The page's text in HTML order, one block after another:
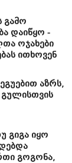
გამო
დაიწყო -
ოჯახები
ითხოვენ
აზრს,
გიგა იყო
გოგონა,